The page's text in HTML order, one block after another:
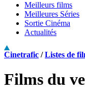
Meilleurs films
Meilleures Séries
Sortie Cinéma
Actualités
Cinetrafic /Listes de
Films du